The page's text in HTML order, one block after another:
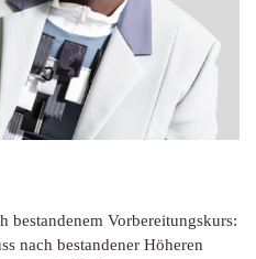
Vorbereitungskurs:
nach bestandener Höheren